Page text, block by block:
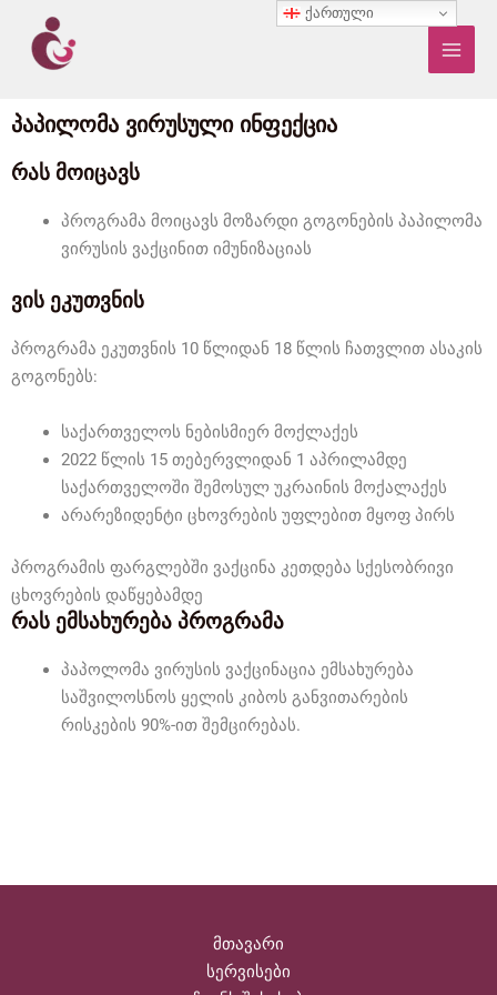
content
პაპილომა ვირუსული ინფექცია
რას მოიცავს
პროგრამა მოიცავს მოზარდი გოგონების პაპილომა
ვირუსის ვაქცინით იმუნიზაციას
ვის ეკუთვნის
პროგრამა ეკუთვნის 10 წლიდან 18 წლის ჩათვლით ასაკის
გოგონებს:
საქართველოს ნებისმიერ მოქლაქეს
2022 წლის 15 თებერვლიდან 1 აპრილამდე
საქართველოში შემოსულ უკრაინის მოქალაქეს
არარეზიდენტი ცხოვრების უფლებით მყოფ პირს
პროგრამის ფარგლებში ვაქცინა კეთდება სქესობრივი
ცხოვრების დაწყებამდე
რას ემსახურება პროგრამა
პაპოლომა ვირუსის ვაქცინაცია ემსახურება
საშვილოსნოს ყელის კიბოს განვითარების
რისკების 90%-ით შემცირებას.
მთავარი
სერვისები
ქართული